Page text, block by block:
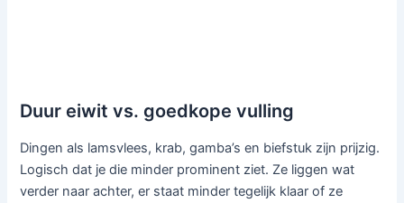
Duur eiwit vs. goedkope vulling
Dingen als lamsvlees, krab, gamba’s en biefstuk zijn prijzig.
Logisch dat je die minder prominent ziet. Ze liggen wat
verder naar achter, er staat minder tegelijk klaar of ze